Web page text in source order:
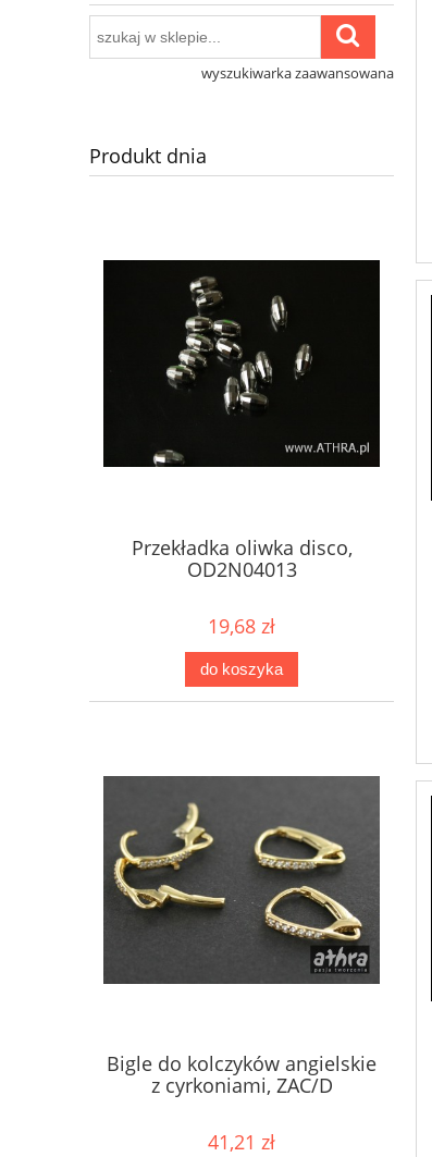
wyszukiwarka zaawansowana
Produkt dnia
Przekładka oliwka disco,
OD2N04013
19,68 zł
do koszyka
Bigle do kolczyków angielskie
z cyrkoniami, ZAC/D
41,21 zł